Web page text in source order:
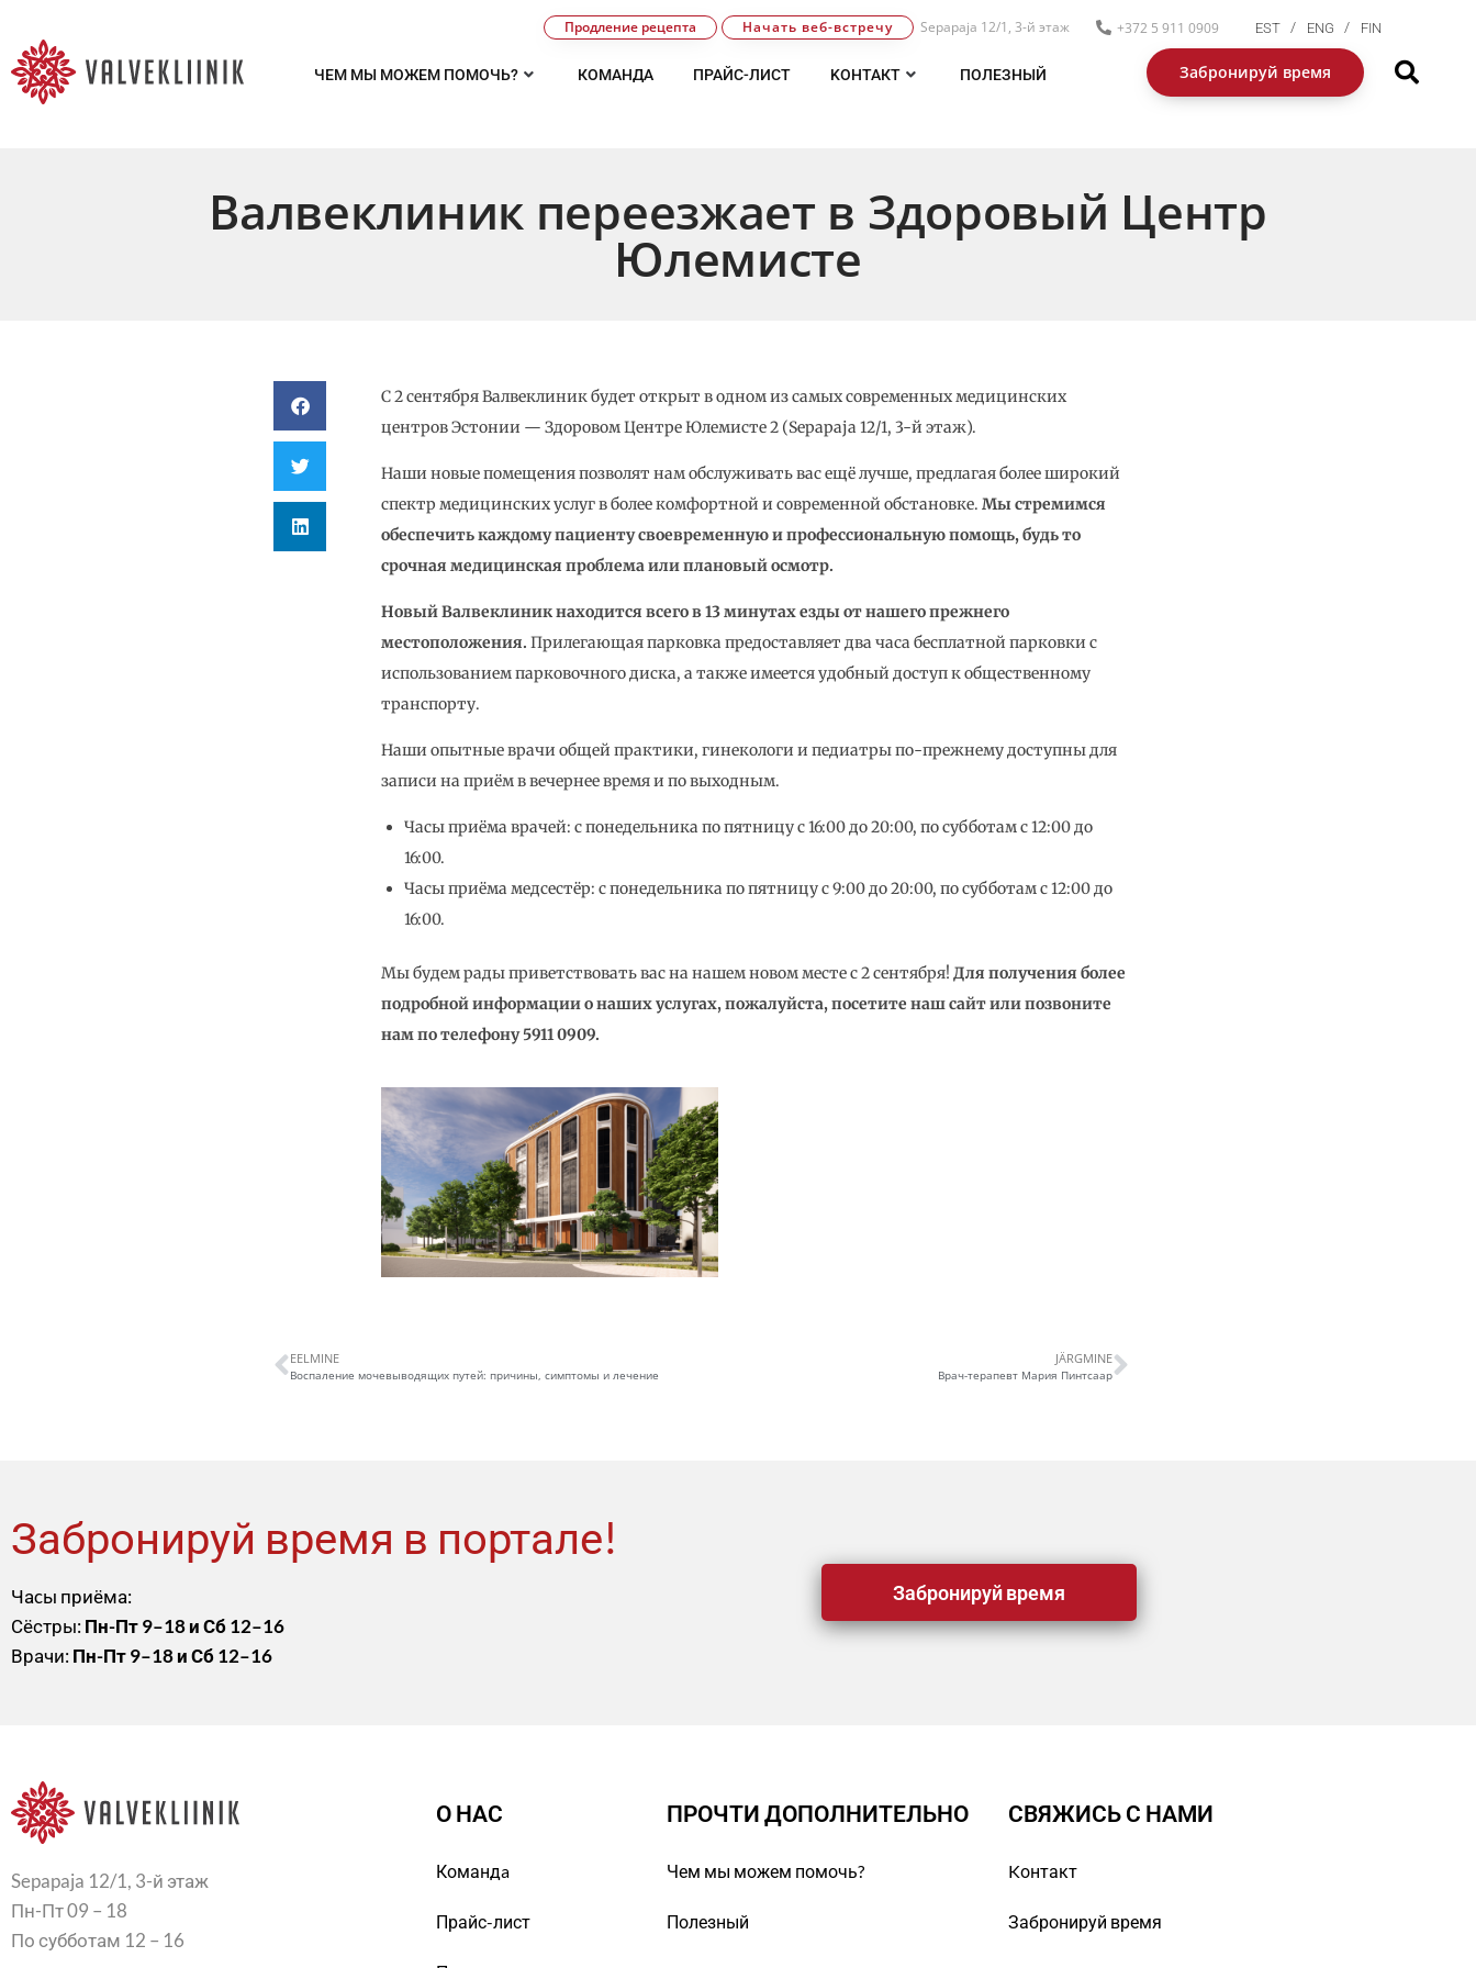
Продление рецепта Начать веб-встречу Sepapaja 12/1, 3-й этаж +372 5 911 0909 EST ENG FIN
ЧЕМ МЫ МОЖЕМ ПОМОЧЬ? КОМАНДA ПРАЙС-ЛИСТ KОНТАКТ ПОЛЕЗНЫЙ Забронируй время
Валвеклиник переезжает в Здоровый Центр
Юлемисте
С 2 сентября Валвеклиник будет открыт в одном из самых современных медицинских
центров Эстонии — Здоровом Центре Юлемисте 2 (Sepapaja 12/1, 3-й этаж).
Наши новые помещения позволят нам обслуживать вас ещё лучше, предлагая более широкий
спектр медицинских услуг в более комфортной и современной обстановке. Мы стремимся
обеспечить каждому пациенту своевременную и профессиональную помощь, будь то
срочная медицинская проблема или плановый осмотр.
Новый Валвеклиник находится всего в 13 минутах езды от нашего прежнего
местоположения. Прилегающая парковка предоставляет два часа бесплатной парковки с
использованием парковочного диска, а также имеется удобный доступ к общественному
транспорту.
Наши опытные врачи общей практики, гинекологи и педиатры по-прежнему доступны для
записи на приём в вечернее время и по выходным.
Часы приёма врачей: с понедельника по пятницу с 16:00 до 20:00, по субботам с 12:00 до
16:00.
Часы приёма медсестёр: с понедельника по пятницу с 9:00 до 20:00, по субботам с 12:00 до
16:00.
Мы будем рады приветствовать вас на нашем новом месте с 2 сентября! Для получения более
подробной информации о наших услугах, пожалуйста, посетите наш сайт или позвоните
нам по телефону 5911 0909.
EELMINE
Воспаление мочевыводящих путей: причины, симптомы и лечение
JÄRGMINE
Врач-терапевт Мария Пинтсаар
Забронируй время в портале!
Чаcы приёма:
Сёстры:Пн-Пт 9–18 и Сб 12–16
Врачи:Пн-Пт 9–18 и Сб 12–16
Забронируй время
Sepapaja 12/1, 3-й этаж
Пн-Пт 09 – 18
По субботам 12 – 16
О НАС
Командa
Прайс-лист
ПРОЧТИ ДОПОЛНИТЕЛЬНО
Чем мы можем помочь?
Полезный
СВЯЖИСЬ С НАМИ
Kонтакт
Забронируй время